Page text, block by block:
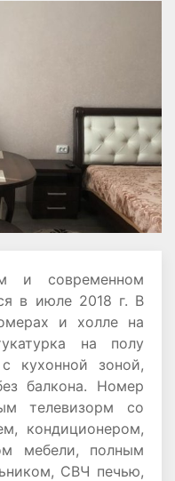
и современном
в июле 2018 г. В
и холле на
на полу
кухонной зоной,
балкона. Номер
телевизорм со
кондиционером,
мебели, полным
СВЧ печью,